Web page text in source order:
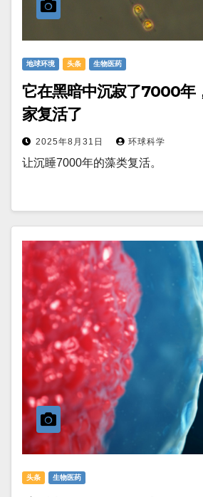
地球环境 头条 生物医药
它在黑暗中沉寂了7000年
家复活了
2025年8月31日 环球科学
让沉睡7000年的藻类复活。
头条 生物医药